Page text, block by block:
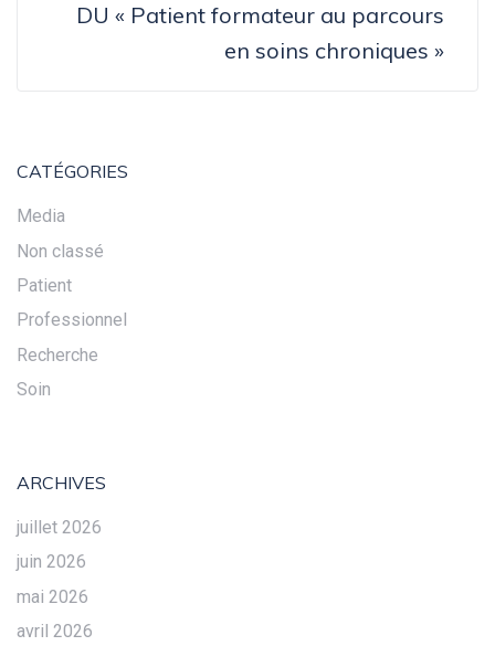
DU « Patient formateur au parcours
en soins chroniques »
CATÉGORIES
Media
Non classé
Patient
Professionnel
Recherche
Soin
ARCHIVES
juillet 2026
juin 2026
mai 2026
avril 2026